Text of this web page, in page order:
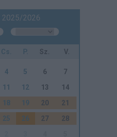
2025/2026
Cs. P. Sz. V.
4 5 6
7
11 12 13
14
18 19 20
21
25 26 27
28